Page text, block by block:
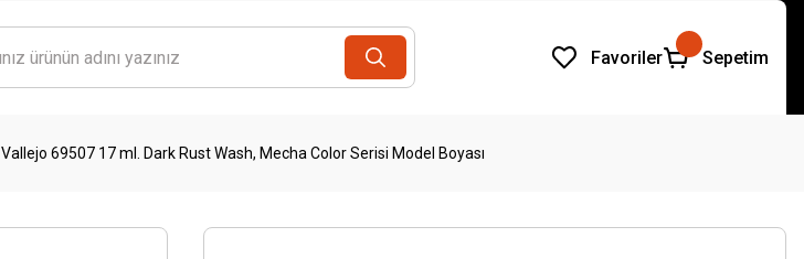
Favoriler Sepetim
Vallejo 69507 17 ml. Dark Rust Wash, Mecha Color Serisi Model Boyası